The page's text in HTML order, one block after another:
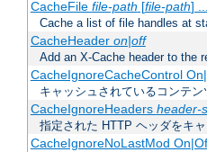
CacheFile file-path [file-path] ...
Cache a list of file handles at
CacheHeader on|off
Add an X-Cache header to the
CacheIgnoreCacheControl
キャッシュされているコンテ
CacheIgnoreHeaders header-
指定された HTTP ヘッダをキャ
CacheIgnoreNoLastMod